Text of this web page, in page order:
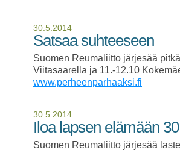
30.5.2014
Satsaa suhteeseen
Suomen Reumaliitto järjesää
Viitasaarella ja 11.-12.10
www.perheenparhaaksi.fi
30.5.2014
Iloa lapsen elämään
Suomen Reumaliitto järjesää